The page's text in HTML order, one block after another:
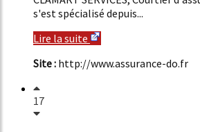
s'est spécialisé depuis...
Lire la suite
Site : http://www.assurance-do.fr
17